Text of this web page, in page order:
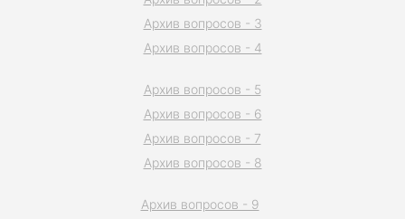
Архив вопросов - 3
Архив вопросов - 4
Архив вопросов - 5
Архив вопросов - 6
Архив вопросов - 7
Архив вопросов - 8
Архив вопросов - 9